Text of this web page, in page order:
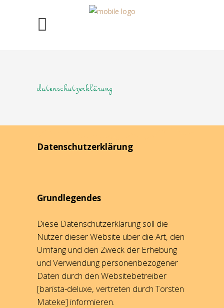
datenschutzerklärung
Datenschutzerklärung
Grundlegendes
Diese Datenschutzerklärung soll die
Nutzer dieser Website über die Art, den
Umfang und den Zweck der Erhebung
und Verwendung personenbezogener
Daten durch den Websitebetreiber
[barista-deluxe, vertreten durch Torsten
Mateke] informieren.